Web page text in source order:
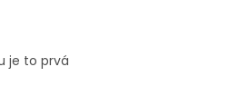
je to prvá